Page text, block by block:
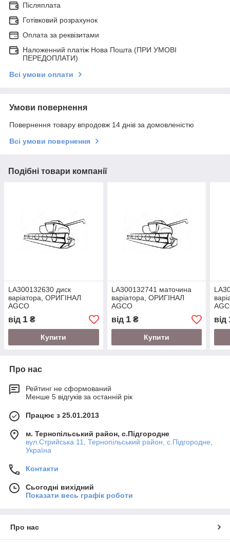
Післяплата
Готівковий розрахунок
Оплата за реквізитами
Наложенний платіж Нова Пошта (ПРИ УМОВІ
ПЕРЕДОПЛАТИ)
Всі умови оплати
Умови повернення
Повернення товару впродовж 14 днів за домовленістю
Всі умови повернення
Подібні товари компанії
LA300132630 диск
варіатора, ОРИГІНАЛ
AGCO
від 1 ₴
Купити
LA300132741 маточина
варіатора, ОРИГІНАЛ
AGCO
від 1₴
Купити
від
Про нас
Рейтинг не сформований
Менше 5 відгуків за останній рік
Працює з 25.01.2013
м. Тернопільський район, с.Підгородне
вул.Стрийська 11, Тернопільський район, с.Підгородне,
Україна
Контакти
Сьогодні вихідний
Показати весь графік роботи
Про нас